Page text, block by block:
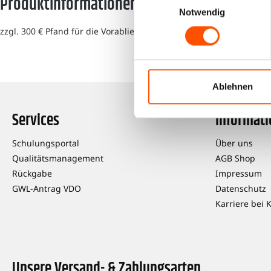
Notwendig
Ablehnen
zzgl. 300 € Pfand für die Vorablieferung.
Services
Schulungsportal
Qualitätsmanagement
Rückgabe
GWL-Antrag VDO
Über uns
AGB Shop
Impressum
Datenschutz
Karriere bei